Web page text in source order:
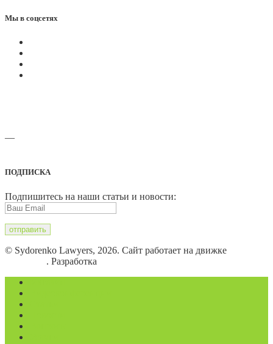
Мы в соцсетях
—
ПОДПИСКА
Подпишитесь на наши статьи и новости:
© Sydorenko Lawyers, 2026. Сайт работает на движке
. Разработка